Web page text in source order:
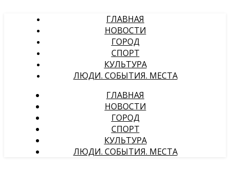
ГЛАВНАЯ
НОВОСТИ
ГОРОД
СПОРТ
КУЛЬТУРА
ЛЮДИ. СОБЫТИЯ. МЕСТА
ГЛАВНАЯ
НОВОСТИ
ГОРОД
СПОРТ
КУЛЬТУРА
ЛЮДИ. СОБЫТИЯ. МЕСТА